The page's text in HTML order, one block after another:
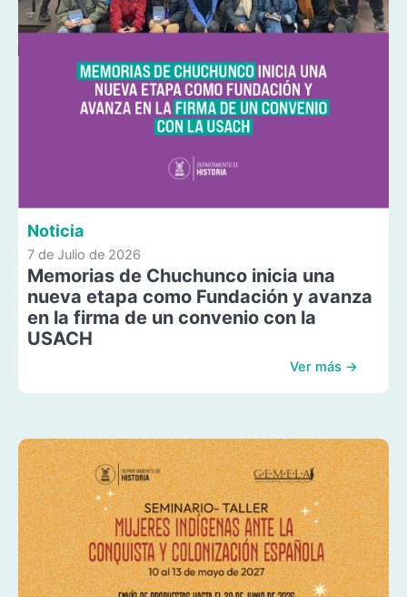
Noticia
7 de Julio de 2026
Memorias de Chuchunco inicia una
nueva etapa como Fundación y avanza
en la firma de un convenio con la
USACH
Ver más →